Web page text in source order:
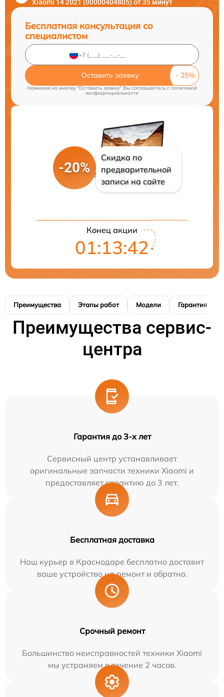
Xiaomi 14 2021 (00000404805) от 35 минут
Бесплатная консультация со
специалистом
Оставить заявку
Нажимая на кнопку "Оставить заявку" Вы соглашаетесь cполитикой
конфиденциальности
-20%
Скидка по
предварительной
записи на сайте
Конец акции
01:13:41
Преимущества Этапы работ Модели Гарантия
Преимущества сервис-
центра
Гарантия до 3-х лет
Сервисный центр устанавливает
оригинальные запчасти техники Xiaomi и
предоставляет гарантию до 3 лет.
Бесплатная доставка
Наш курьер в Краснодаре бесплатно доставит
ваше устройство на ремонт и обратно.
Срочный ремонт
Большинство неисправностей техники Xiaomi
мы устраняем в течение 2 часов.